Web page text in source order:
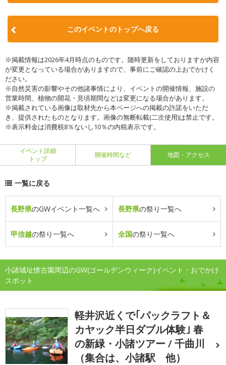
このイベントのトップへ戻る
※掲載情報は2026年4月時点のものです。随時更新をしておりますが内容
が変更となっている場合がありますので、事前にご確認の上おでかけく
ださい。
※自然災害の影響やその他諸事情により、イベントの開催情報、施設の
営業時間、植物の開花・見頃期間などは変更になる場合があります。
※掲載されている画像は取材先から本ページへの掲載の許諾をいただ
き、提供されたものとなります。画像の無断転載(二次使用)は禁止です。
※表示料金は消費税8％ないし10％の内税表示です。
イベント詳細
トップ
開催時間など 地図・アクセス
一覧に戻る
長野県のGWイベント一覧へ 長野県の祭り一覧へ
甲信越の祭り一覧へ 全国の祭り一覧へ
小諸城址懐古園周辺のGW(ゴールデンウィーク)イベント・おでかけ
スポット
軽井沢近くで｢パックラフト＆
カヤック半日ダブル体験｣ 春
の新緑・小諸ツアー / 千曲川
（集合は、小諸駅 他）